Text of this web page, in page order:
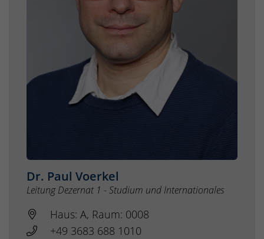
Dr. Paul Voerkel
Leitung Dezernat 1 - Studium und Internationales
Haus: A, Raum: 0008
+49 3683 688 1010